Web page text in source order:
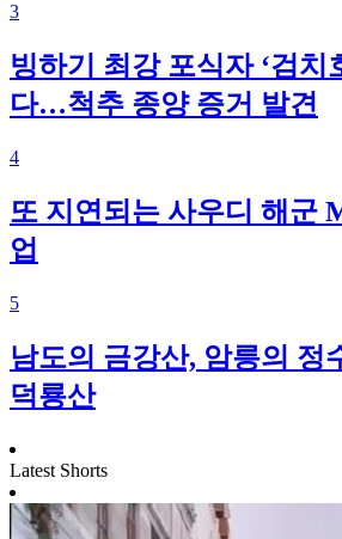
3
빙하기 최강 포식자 ‘검치
다…척추 종양 증거 발견
4
또 지연되는 사우디 해군
업
5
남도의 금강산, 암릉의 정
덕룡산
Latest Shorts